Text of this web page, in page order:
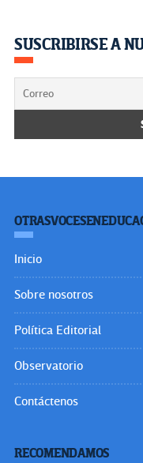
SUSCRIBIRSE A
Inicio
Sobre nosotros
Política Editorial
Observatorio
Contáctenos
RECOMENDAMOS